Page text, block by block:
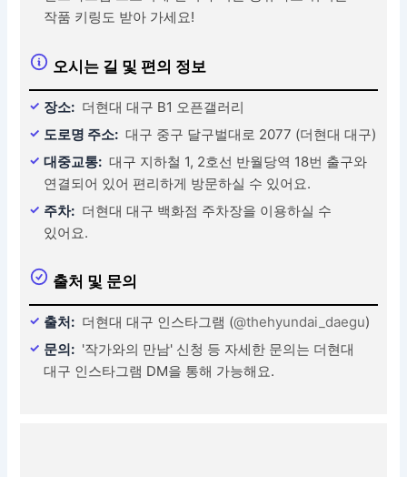
작품 키링도 받아 가세요!
오시는 길 및 편의 정보
장소: 더현대 대구 B1 오픈갤러리
도로명 주소: 대구 중구 달구벌대로 2077 (더현대 대구)
대중교통: 대구 지하철 1, 2호선 반월당역 18번 출구와
연결되어 있어 편리하게 방문하실 수 있어요.
주차: 더현대 대구 백화점 주차장을 이용하실 수
있어요.
출처 및 문의
출처: 더현대 대구 인스타그램 (@thehyundai_daegu)
문의: '작가와의 만남' 신청 등 자세한 문의는 더현대
대구 인스타그램 DM을 통해 가능해요.